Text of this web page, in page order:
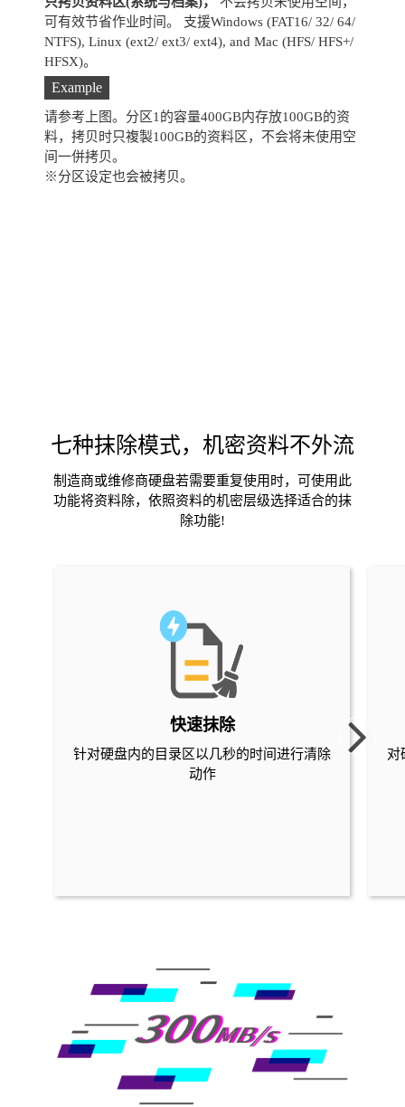
可有效节省作业时间。 支援Windows (FAT16/ 32/ 64/
NTFS), Linux (ext2/ ext3/ ext4), and Mac (HFS/ HFS+/
HFSX)。
Example
请参考上图。分区1的容量400GB内存放100GB的资
料，拷贝时只複製100GB的资料区，不会将未使用空
间一併拷贝。
※分区设定也会被拷贝。
七种抹除模式，机密资料不外流
制造商或维修商硬盘若需要重复使用时，可使用此
功能将资料除，依照资料的机密层级选择适合的抹
除功能!
快速抹除
针对硬盘内的目录区以几秒的时间进行清除
动作
对